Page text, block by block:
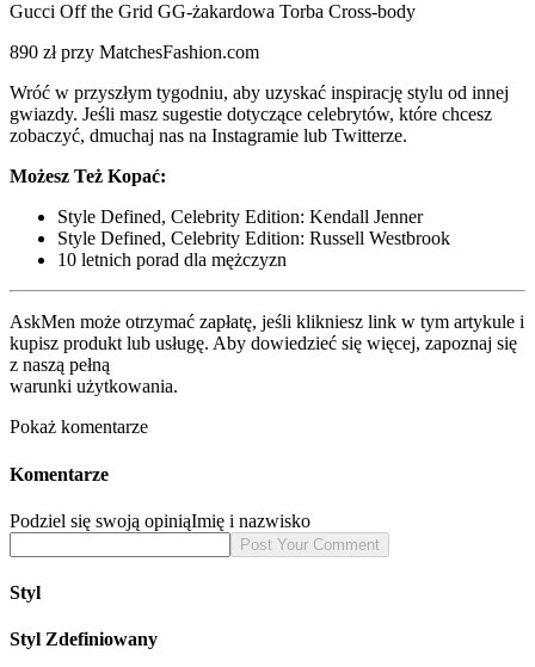
Gucci Off the Grid GG-żakardowa Torba Cross-body
890 zł przy MatchesFashion.com
Wróć w przyszłym tygodniu, aby uzyskać inspirację stylu od innej
gwiazdy. Jeśli masz sugestie dotyczące celebrytów, które chcesz
zobaczyć, dmuchaj nas na Instagramie lub Twitterze.
Możesz Też Kopać:
Style Defined, Celebrity Edition: Kendall Jenner
Style Defined, Celebrity Edition: Russell Westbrook
10 letnich porad dla mężczyzn
AskMen może otrzymać zapłatę, jeśli klikniesz link w tym artykule i
kupisz produkt lub usługę. Aby dowiedzieć się więcej, zapoznaj się
z naszą pełną
warunki użytkowania.
Pokaż komentarze
Komentarze
Podziel się swoją opiniąImię i nazwisko
Styl
Styl Zdefiniowany